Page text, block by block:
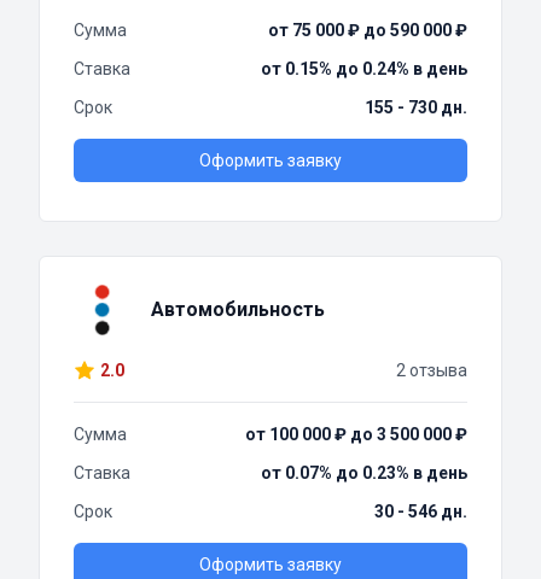
Сумма
от 75 000 ₽ до 590 000 ₽
Ставка
от 0.15% до 0.24% в день
Срок
155 - 730 дн.
Оформить заявку
Автомобильность
2.0 2 отзыва
Сумма
от 100 000 ₽ до 3 500 000 ₽
Ставка
от 0.07% до 0.23% в день
Срок
30 - 546 дн.
Оформить заявку